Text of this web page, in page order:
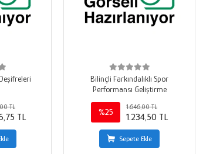
TL
TL
Bilinçli Farkındalıklı Spor
Performansı Geliştirme
%25
1.646,00 TL
1.234,50 TL
Sepete Ekle